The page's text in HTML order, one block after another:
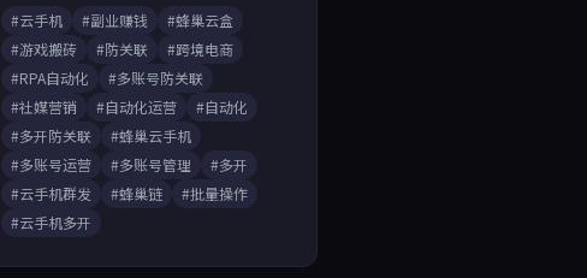
#云手机 #副业赚钱
#蜂巢云盒
#游戏搬砖
#防关联
#跨境电商
#RPA自动化
#多账号防关联
#社媒营销
#自动化运营
#自动化
#多开防关联
#蜂巢云手机
#多账号运营
#多账号管理
#多开
#云手机群发
#蜂巢链
#批量操作
#云手机多开